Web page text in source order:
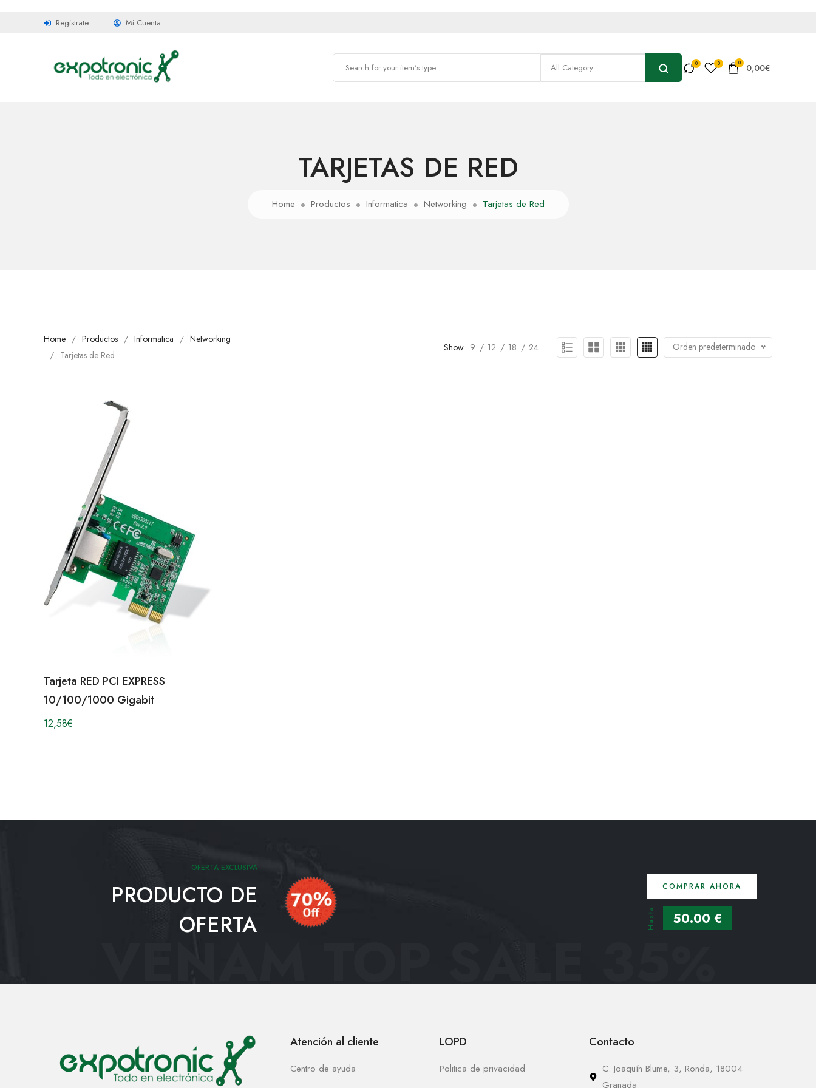
Registrate Mi Cuenta
0 0,00€
TARJETAS DE RED
Home Productos Informatica Networking Tarjetas de Red
Home Productos Informatica
Networking
Tarjetas de Red
Show 9 12 18 24 Orden predeterminado
Tarjeta RED PCI EXPRESS
10/100/1000 Gigabit
12,58€
OFERTA EXCLUSIVA
PRODUCTO DE
OFERTA
COMPRAR AHORA
Hasta 50.00 €
VENAM TOP SALE 35%
Atención al cliente
Centro de ayuda
LOPD
Politica de privacidad
Contacto
C. Joaquín Blume, 3, Ronda, 18004
Granada